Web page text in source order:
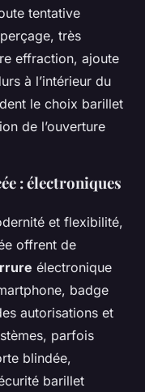
tentative
très
effraction, ajoute
à l’intérieur du
le choix barillet
de l’ouverture
: électroniques
et flexibilité,
offrent de
électronique
badge
autorisations et
parfois
blindée,
barillet